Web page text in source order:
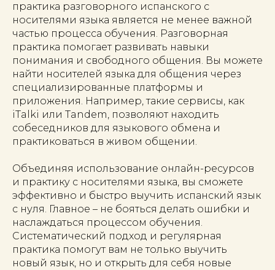
практика разговорного испанского с
носителями языка является не менее важной
частью процесса обучения. Разговорная
практика помогает развивать навыки
понимания и свободного общения. Вы можете
найти носителей языка для общения через
специализированные платформы и
приложения. Например, такие сервисы, как
iTalki или Tandem, позволяют находить
собеседников для языкового обмена и
практиковаться в живом общении.
Объединяя использование онлайн-ресурсов
и практику с носителями языка, вы сможете
эффективно и быстро выучить испанский язык
с нуля. Главное – не бояться делать ошибки и
наслаждаться процессом обучения.
Систематический подход и регулярная
практика помогут вам не только выучить
новый язык, но и открыть для себя новые